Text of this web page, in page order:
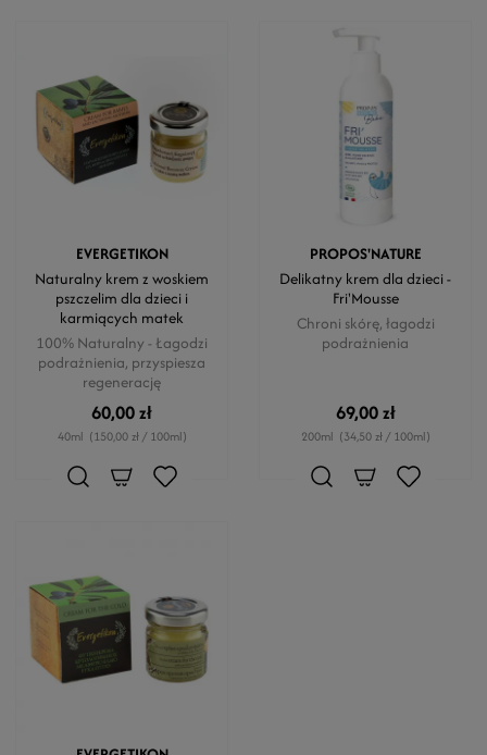
EVERGETIKON
Naturalny krem z woskiem
pszczelim dla dzieci i
karmiących matek
100% Naturalny - Łagodzi
podrażnienia, przyspiesza
regenerację
60,00 zł
40ml (150,00 zł / 100ml)
PROPOS'NATURE
Delikatny krem dla dzieci -
Fri'Mousse
Chroni skórę, łagodzi
podrażnienia
69,00 zł
200ml (34,50 zł / 100ml)